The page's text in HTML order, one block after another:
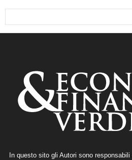
In questo sito gli Autori sono